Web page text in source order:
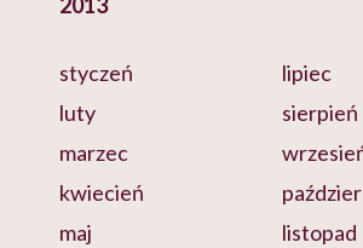
styczeń
luty
marzec
kwiecień
maj
lipiec
sierpień
listopad